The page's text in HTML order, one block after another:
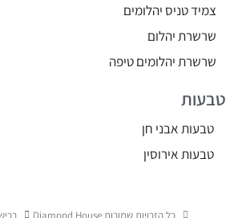
צמיד טניס יהלומים
שרשרת יהלום
שרשרת יהלומים טיפה
טבעות
טבעות אבני חן
טבעות אירוסין
כל הזכויות שמורות Diamond House